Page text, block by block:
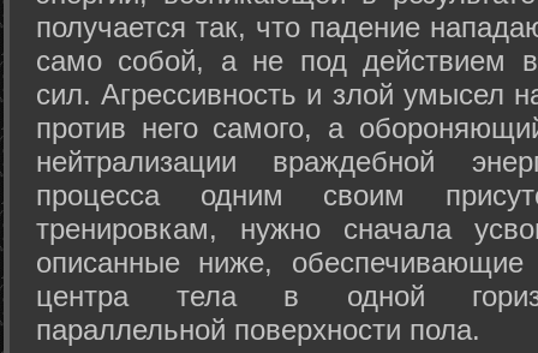
получается так, что падение
само собой, а не под действием
сил. Агрессивность и злой умысел
против него самого, а
нейтрализации враждебной
процесса одним своим
тренировкам, нужно сначала
описанные ниже, обеспечивающие
центра тела в одной
параллельной поверхности пола.